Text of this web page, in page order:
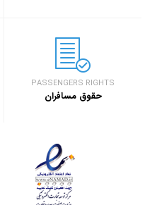
PASSENGERS RIGHTS
حقوق مسافران